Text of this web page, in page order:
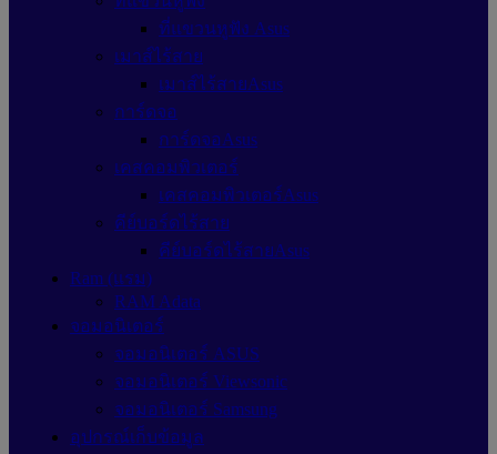
ที่แขวนหูฟัง Asus
เมาส์ไร้สาย
เมาส์ไร้สายAsus
การ์ดจอ
การ์ดจอAsus
เคสคอมพิวเตอร์
เคสคอมพิวเตอร์Asus
คีย์บอร์ดไร้สาย
คีย์บอร์ดไร้สายAsus
Ram (แรม)
RAM Adata
จอมอนิเตอร์
จอมอนิเตอร์ ASUS
จอมอนิเตอร์ Viewsonic
จอมอนิเตอร์ Samsung
อุปกรณ์เก็บข้อมูล